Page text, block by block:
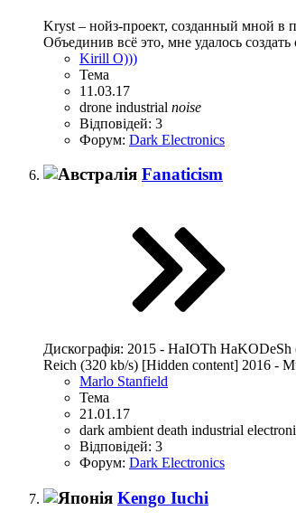
Kryst – нойз-проект, созданный мной в
Объединив всё это, мне удалось
Kirill O)))
Тема
11.03.17
drone industrial noise
Відповідей: 3
Форум: Dark Electronics
Fanaticism
Дискографія: 2015 - HaIOTh
Reich (320 kb/s) [Hidden content] 2016 -
Marlo Stanfield
Тема
21.01.17
dark ambient death industrial
Відповідей: 3
Форум: Dark Electronics
Kengo Iuchi